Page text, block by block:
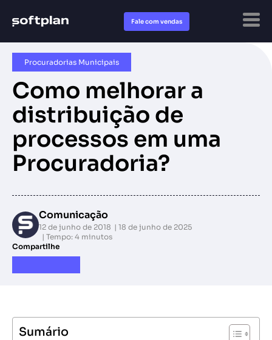
Fale com vendas
Procuradorias Municipais
Como melhorar a
distribuição de
processos em uma
Procuradoria?
Comunicação
12 de junho de 2018
18 de junho de 2025
Tempo: 4 minutos
Compartilhe
Sumário